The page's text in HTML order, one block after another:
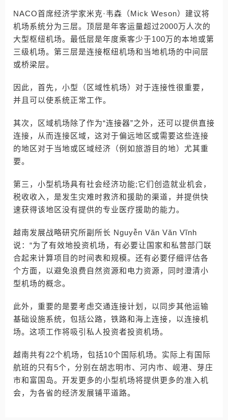
NACO首席经济学家米克·韦森（Mick Weson）建议将
机场系统分为三层。顶层是年客运量超过2000万人次的
大型枢纽机场。最低层是年度乘客少于100万的本地或第
三级机场。第三层是连接枢纽机场和当地机场的中间层
或桥梁层。
因此，首先，小型（区域性机场）对于连接性很重要，
并且可以使系统正常工作。
其次，区域机场除了作为“连接器”之外，还可以提供直接
连接，从而连接区域，这对于偏远地区或需要这些连接
的地区对于当地或区域经济（例如旅游目的地）尤其重
要。
第三，小型机场具有社会经济功能;它们创造就业机会，
税收收入，是发生灾难时救济和援助的渠道，并提供快
速获得该地区没有提供的专业医疗援助的能力。
越南发展战略研究所副所长 Nguyễn Văn Văn Vĩnh
说：“为了有效地投资机场，有必要让国家和私营部门联
合起来计算项目的时间表和规模。还有必要仔细评估各
个方面，以避免浪费自然资源和电力资源，同时澄清小
型机场的概念。
此外，重要的是要考虑交通连接计划，以同步其他运输
基础设施系统，包括公路，铁路和海上连接，以连接机
场。这项工作将吸引私人投资者投资机场。
越南共有22个机场，包括10个国际机场。实际上有国际
航班的只有5个，分别在胡志明市、河内市、岘港、芽庄
市和富国岛。开发更多的小型机场将提供更多的准入机
会，为各省的经济发展铺平道路。